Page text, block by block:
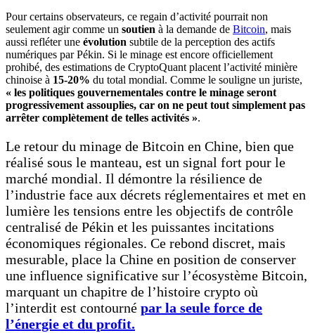
Pour certains observateurs, ce regain d’activité pourrait non
seulement agir comme un soutien à la demande de Bitcoin, mais
aussi refléter une évolution subtile de la perception des actifs
numériques par Pékin. Si le minage est encore officiellement
prohibé, des estimations de CryptoQuant placent l’activité minière
chinoise à 15-20% du total mondial. Comme le souligne un juriste,
« les politiques gouvernementales contre le minage seront
progressivement assouplies, car on ne peut tout simplement pas
arrêter complètement de telles activités ».
Le retour du minage de Bitcoin en Chine, bien que
réalisé sous le manteau, est un signal fort pour le
marché mondial. Il démontre la résilience de
l’industrie face aux décrets réglementaires et met en
lumière les tensions entre les objectifs de contrôle
centralisé de Pékin et les puissantes incitations
économiques régionales. Ce rebond discret, mais
mesurable, place la Chine en position de conserver
une influence significative sur l’écosystème Bitcoin,
marquant un chapitre de l’histoire crypto où
l’interdit est contourné par la seule force de
l’énergie et du profit.